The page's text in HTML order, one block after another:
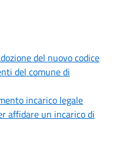
del nuovo codice
del comune di
incarico legale
affidare un incarico di